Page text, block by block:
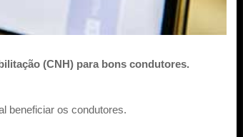
(CNH) para bons condutores.
beneficiar os condutores.